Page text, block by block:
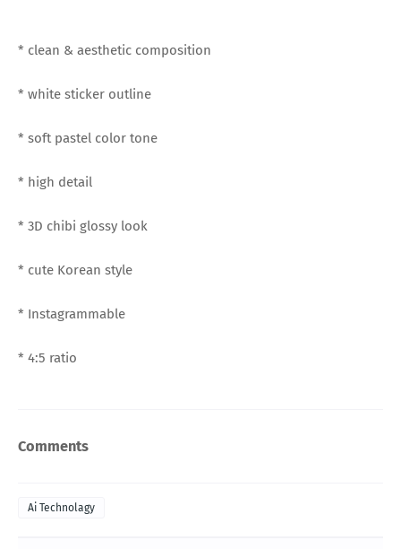
* clean & aesthetic composition
* white sticker outline
* soft pastel color tone
* high detail
* 3D chibi glossy look
* cute Korean style
* Instagrammable
* 4:5 ratio
Comments
Ai Technolagy